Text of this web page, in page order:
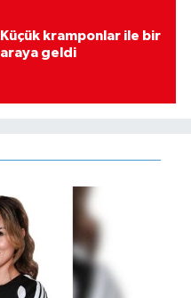
Küçük kramponlar ile bir
araya geldi